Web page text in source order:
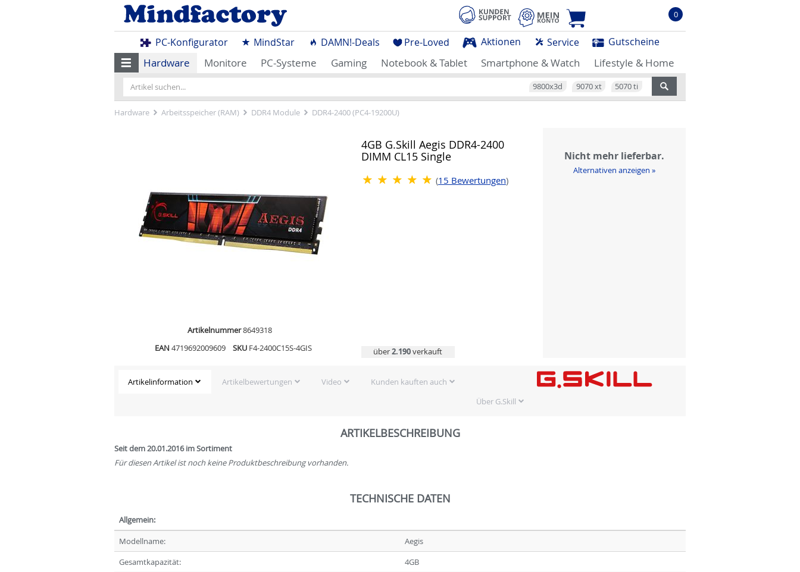
0
PC-Konfigurator MindStar DAMN!-Deals Pre-Loved Aktionen Service Gutscheine
Hardware Monitore PC-Systeme Gaming Notebook & Tablet Smartphone & Watch Lifestyle & Home
9800x3d 9070 xt 5070 ti
Hardware Arbeitsspeicher (RAM) DDR4 Module DDR4-2400 (PC4-19200U)
Artikelnummer8649318
EAN 4719692009609 SKU F4-2400C15S-4GIS
4GB G.Skill Aegis DDR4-2400
DIMM CL15 Single
(15 Bewertungen)
über2.190verkauft
Nicht mehr lieferbar.
Alternativen anzeigen »
Artikelinformation Artikelbewertungen Video
Kunden kauften auch
Über G.Skill
ARTIKELBESCHREIBUNG
Seit dem 20.01.2016 im Sortiment
Für diesen Artikel ist noch keine Produktbeschreibung vorhanden.
TECHNISCHE DATEN
Allgemein:
Modellname:
Aegis
Gesamtkapazität:
4GB